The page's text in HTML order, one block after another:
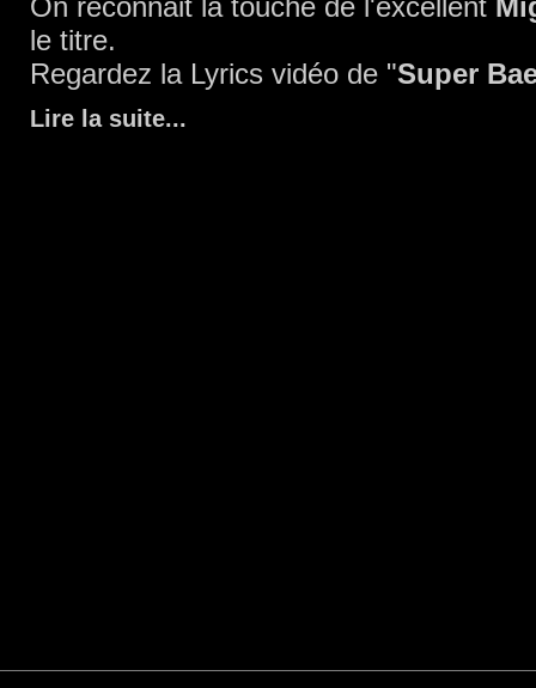
On reconnait la touche de l'excellent
le titre.
Regardez la Lyrics vidéo de "Super
Lire la suite...